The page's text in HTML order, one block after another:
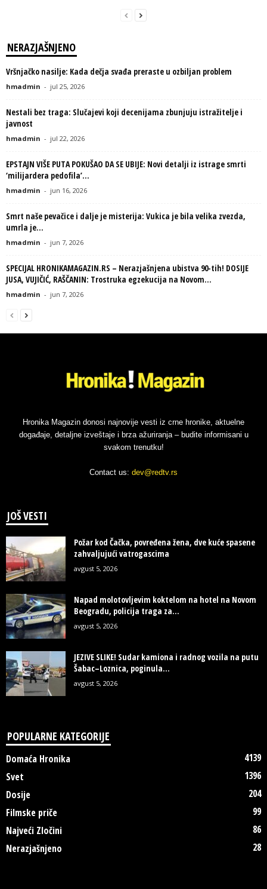
NERAZJAŠNJENO
Vršnjačko nasilje: Kada dečja svađa preraste u ozbiljan problem
hmadmin - jul 25, 2026
Nestali bez traga: Slučajevi koji decenijama zbunjuju istražitelje i
javnost
hmadmin - jul 22, 2026
EPSTAJN VIŠE PUTA POKUŠAO DA SE UBIJE: Novi detalji iz istrage smrti
‘milijardera pedofila’...
hmadmin - jun 16, 2026
Smrt naše pevačice i dalje je misterija: Vukica je bila velika zvezda,
umrla je...
hmadmin - jun 7, 2026
SPECIJAL HRONIKAMAGAZIN.RS – Nerazjašnjena ubistva 90-tih! DOSIJE
JUSA, VUJIČIĆ, RAŠČANIN: Trostruka egzekucija na Novom...
hmadmin - jun 7, 2026
Hronika Magazin donosi najnovije vesti iz crne hronike, aktuelne
događaje, detaljne izveštaje i brza ažuriranja – budite informisani u
svakom trenutku!
Contact us: dev@redtv.rs
JOŠ VESTI
Požar kod Čačka, povređena žena, dve kuće spasene
zahvaljujući vatrogascima
avgust 5, 2026
Napad molotovljevim koktelom na hotel na Novom
Beogradu, policija traga za...
avgust 5, 2026
JEZIVE SLIKE! Sudar kamiona i radnog vozila na putu
Šabac–Loznica, poginula...
avgust 5, 2026
POPULARNE KATEGORIJE
Domaća Hronika
4139
Svet
1396
Dosije
204
Filmske priče
99
Najveći Zločini
86
Nerazjašnjeno
28